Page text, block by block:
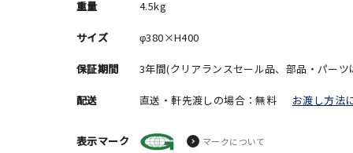
重量 4.5kg
サイズ φ380×H400
保証期間 3年間(クリアランスセール品、部品・パーツ
配送 直送・軒先渡しの場合：無料 お渡し方法
表示マーク マークについて